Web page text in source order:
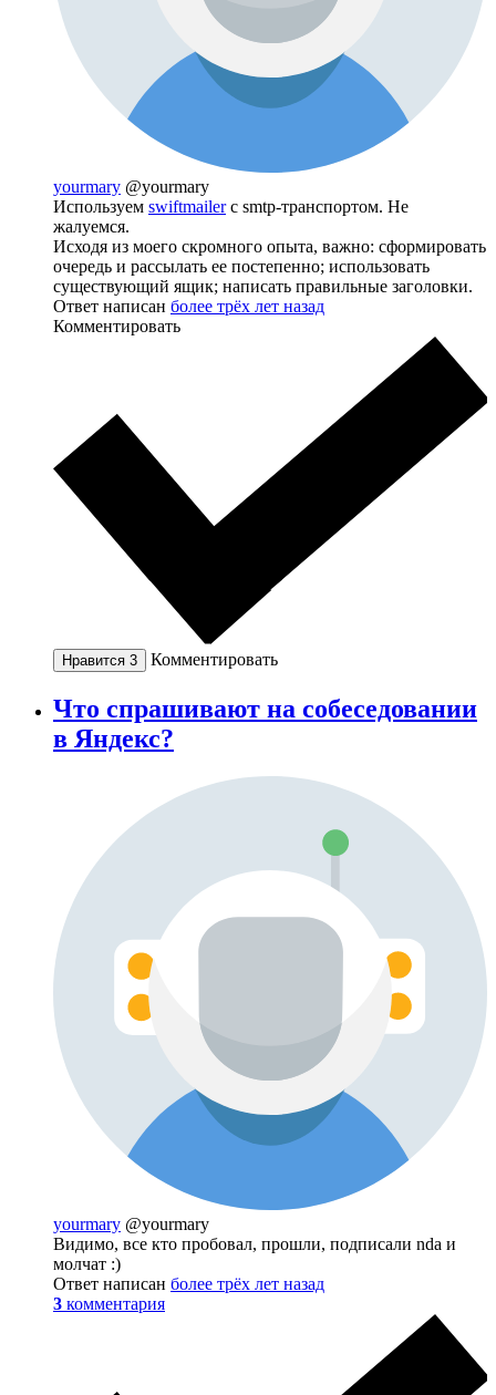
yourmary @yourmary
Используем swiftmailerс smtp-транспортом. Не
жалуемся.
Исходя из моего скромного опыта, важно: сформировать
очередь и рассылать ее постепенно; использовать
существующий ящик; написать правильные заголовки.
Ответ написан более трёх лет назад
Комментировать
Нравится 3 Комментировать
Что спрашивают на собеседовании
в Яндекс?
yourmary @yourmary
Видимо, все кто пробовал, прошли, подписали nda и
молчат :)
Ответ написан более трёх лет назад
3 комментария